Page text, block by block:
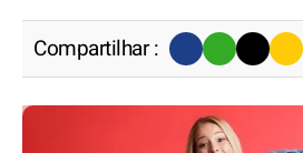
Compartilhar :